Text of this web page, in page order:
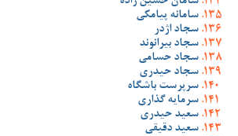
سامانه پیامکی
سجاد اژدر
سجاد بیرانوند
سجاد حسامی
سجاد حیدری
سرپرست باشگاه
سرمایه گذاری
سعید حیدری
سعید دقیقی